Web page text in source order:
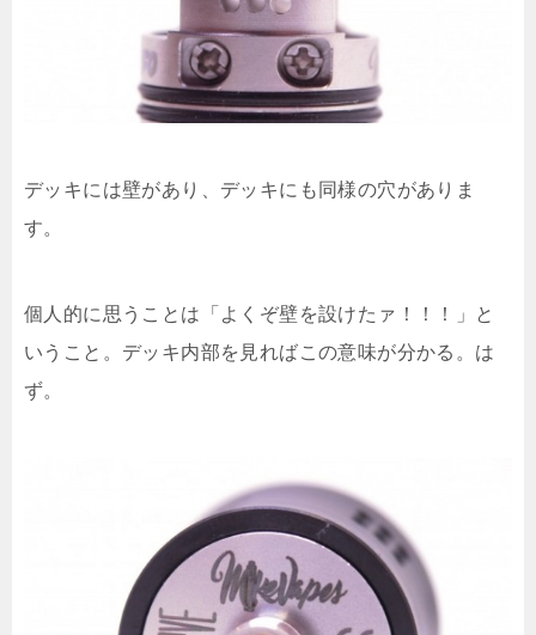
デッキには壁があり、デッキにも同様の穴がありま
す。
個人的に思うことは「よくぞ壁を設けたァ！！！」と
いうこと。デッキ内部を見ればこの意味が分かる。は
ず。